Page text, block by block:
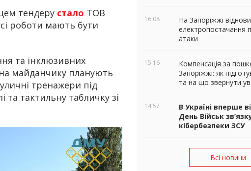
тендеру стало ТОВ
роботи мають бути
та інклюзивних
майданчику планують
тренажери під
та тактильну табличку зі
16:08
На Запоріжжі
електропостачання
атаки
15:16
Компенсація за
Запоріжжі: як
та на що звернути
14:57
В Україні вперше
День Військ
кібербезпеки ЗСУ
Всі новини